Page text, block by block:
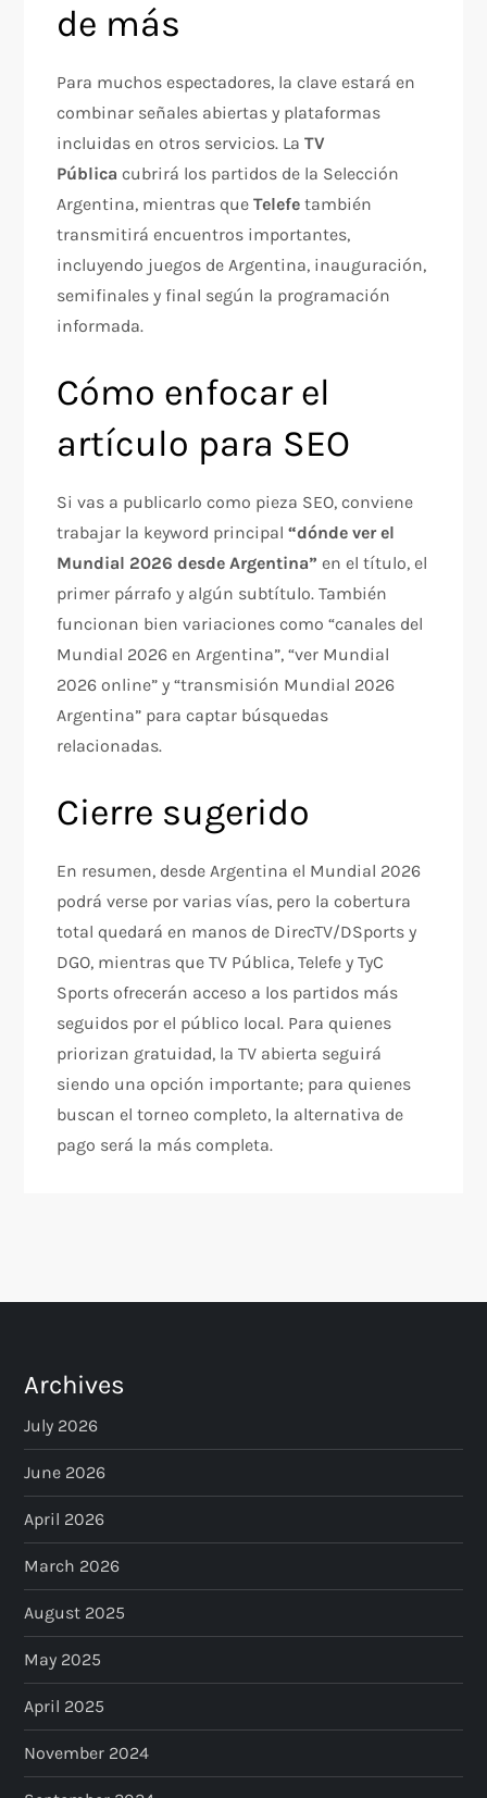
de más
Para muchos espectadores, la clave estará en
combinar señales abiertas y plataformas
incluidas en otros servicios. LaTV
Pública cubrirá los partidos de la Selección
Argentina, mientras queTelefe también
transmitirá encuentros importantes,
incluyendo juegos de Argentina, inauguración,
semifinales y final según la programación
informada.
Cómo enfocar el
artículo para SEO
Si vas a publicarlo como pieza SEO, conviene
trabajar la keyword principal“dónde ver el
Mundial 2026 desde Argentina” en el título, el
primer párrafo y algún subtítulo. También
funcionan bien variaciones como “canales del
Mundial 2026 en Argentina”, “ver Mundial
2026 online” y “transmisión Mundial 2026
Argentina” para captar búsquedas
relacionadas.
Cierre sugerido
En resumen, desde Argentina el Mundial 2026
podrá verse por varias vías, pero la cobertura
total quedará en manos de DirecTV/DSports y
DGO, mientras que TV Pública, Telefe y TyC
Sports ofrecerán acceso a los partidos más
seguidos por el público local. Para quienes
priorizan gratuidad, la TV abierta seguirá
siendo una opción importante; para quienes
buscan el torneo completo, la alternativa de
pago será la más completa.
Archives
July 2026
June 2026
April 2026
March 2026
August 2025
May 2025
April 2025
November 2024